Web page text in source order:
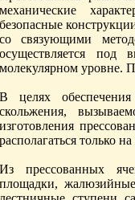
механические
безопасные
со связующими
осуществляется под
молекулярном уровне.
В целях обеспечения
скольжения,
изготовления
располагаться только
Из прессованных
площадки,